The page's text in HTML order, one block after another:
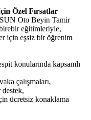
Özel Fırsatlar
Oto Beyin Tamir
eğitimleriyle,
için eşsiz bir öğrenim
konularında kapsamlı
çalışmaları,
ücretsiz konaklama